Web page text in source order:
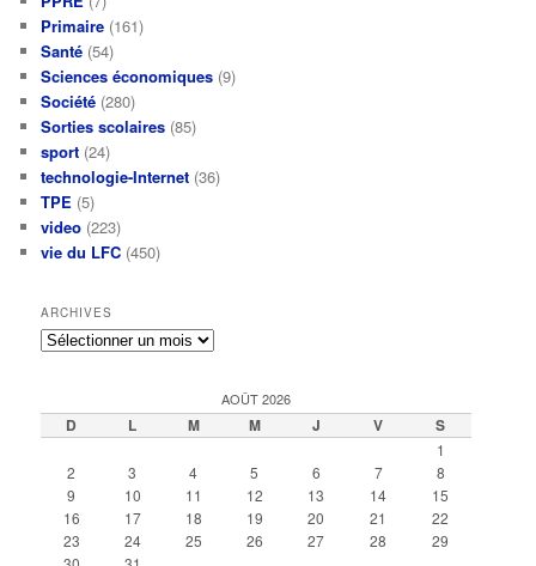
Primaire (161)
Santé (54)
Sciences économiques (9)
Société (280)
Sorties scolaires (85)
sport (24)
technologie-Internet (36)
TPE (5)
video (223)
vie du LFC (450)
ARCHIVES
Archives
AOÛT 2026
D L M M J V S
1
2
3 4 5 6 7
8
9
10 11 12 13 14
15
16
17 18 19 20 21
22
23
24 25 26 27 28
29